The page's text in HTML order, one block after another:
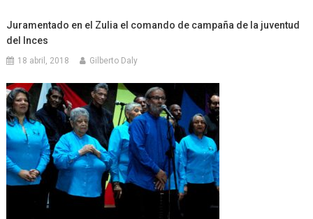
Juramentado en el Zulia el comando de campaña de la juventud
del Inces
18 abril, 2018 Gilberto Daly